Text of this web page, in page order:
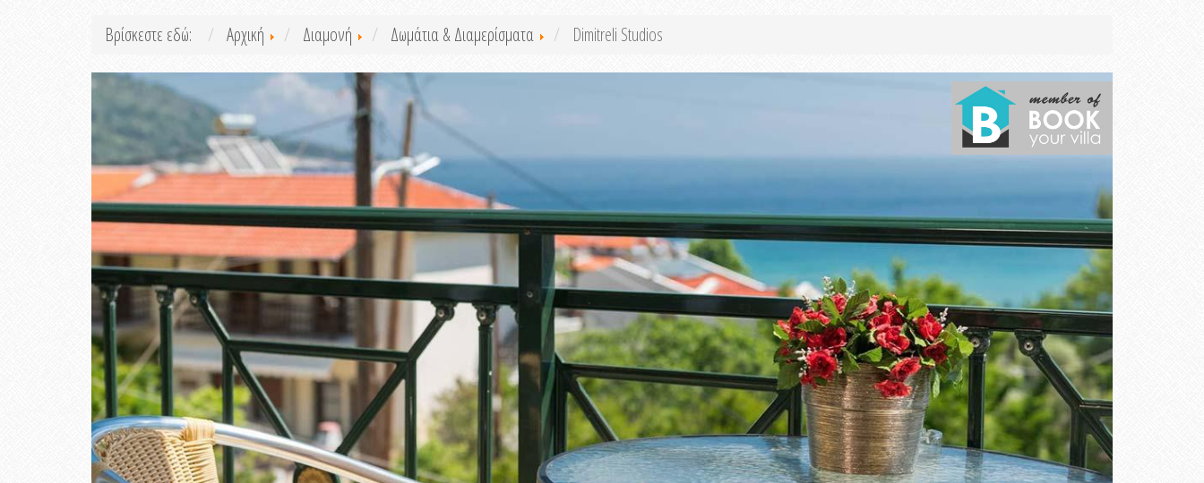
Βρίσκεστε εδώ: Αρχική Διαμονή Δωμάτια & Διαμερίσματα Dimitreli Studios